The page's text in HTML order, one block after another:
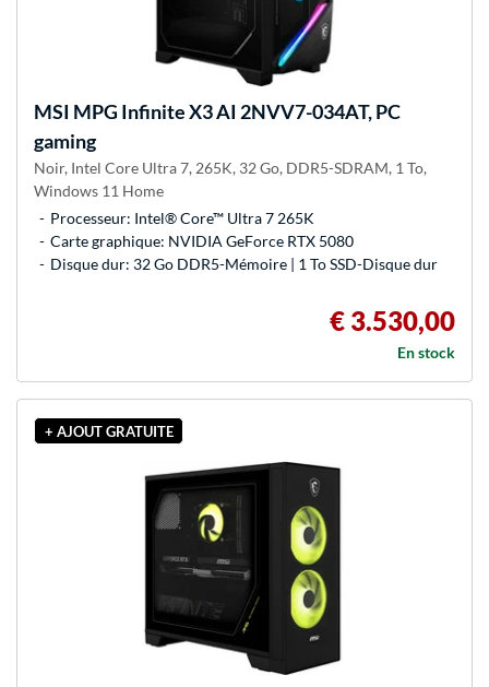
MSI MPG Infinite X3 AI 2NVV7-034AT, PC
gaming
Noir, Intel Core Ultra 7, 265K, 32 Go, DDR5-SDRAM, 1 To,
Windows 11 Home
Processeur: Intel® Core™ Ultra 7 265K
Carte graphique: NVIDIA GeForce RTX 5080
Disque dur: 32 Go DDR5-Mémoire | 1 To SSD-Disque dur
€ 3.530,00
En stock
+ AJOUT GRATUITE